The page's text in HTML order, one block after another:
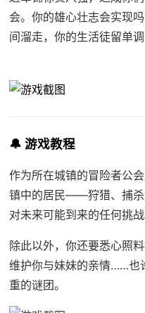
会。你的雄心壮志会实现
间溜走，你的生活徒留单调
🔔 游戏教程
作为所在城镇的冒险者公
镇中的居民——狩猎、捕杀
对未来可能到来的任何挑战
除此以外，你还要悉心照
维护你与妹妹的亲情……也
重的谜团。